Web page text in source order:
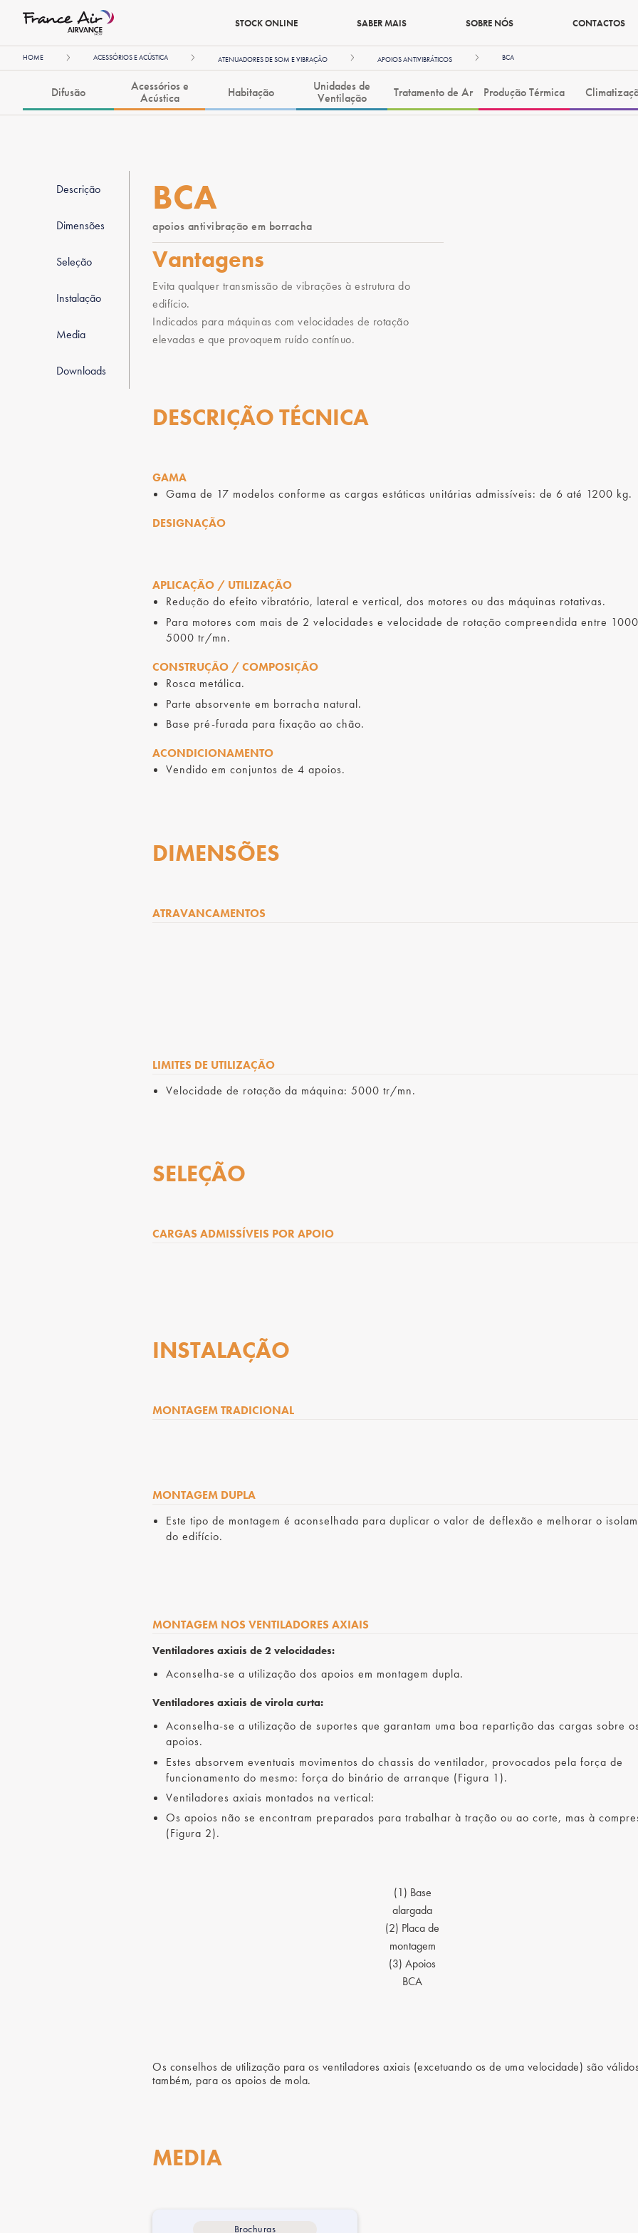
STOCK ONLINE SABER MAIS SOBRE NÓS CONTACTOS
HOME ACESSÓRIOS E ACÚSTICA ATENUADORES DE SOM E VIBRAÇÃO APOIOS ANTIVIBRÁTICOS BCA
Difusão
Acessórios e
Acústica
Habitação
Unidades de
Ventilação
Tratamento de Ar Produção Térmica
Descrição
Dimensões
Seleção
Instalação
Media
Downloads
BCA
apoios antivibração em borracha
Vantagens
Evita qualquer transmissão de vibrações à estrutura do
edifício.
Indicados para máquinas com velocidades de rotação
elevadas e que provoquem ruído contínuo.
DESCRIÇÃO TÉCNICA
GAMA
Gama de 17 modelos conforme as cargas estáticas unitárias admissíveis: de 6 até 1200 kg.
DESIGNAÇÃO
APLICAÇÃO / UTILIZAÇÃO
Redução do efeito vibratório, lateral e vertical, dos motores ou das máquinas rotativas.
Para motores com mais de 2 velocidades e velocidade de rotação compreendida entre
5000 tr/mn.
CONSTRUÇÃO / COMPOSIÇÃO
Rosca metálica.
Parte absorvente em borracha natural.
Base pré-furada para fixação ao chão.
ACONDICIONAMENTO
Vendido em conjuntos de 4 apoios.
DIMENSÕES
ATRAVANCAMENTOS
LIMITES DE UTILIZAÇÃO
Velocidade de rotação da máquina: 5000 tr/mn.
SELEÇÃO
CARGAS ADMISSÍVEIS POR APOIO
INSTALAÇÃO
MONTAGEM TRADICIONAL
MONTAGEM DUPLA
Este tipo de montagem é aconselhada para duplicar o valor de deflexão e melhorar o
do edifício.
MONTAGEM NOS VENTILADORES AXIAIS
Ventiladores axiais de 2 velocidades:
Aconselha-se a utilização dos apoios em montagem dupla.
Ventiladores axiais de virola curta:
Aconselha-se a utilização de suportes que garantam uma boa repartição das cargas sobre
apoios.
Estes absorvem eventuais movimentos do chassis do ventilador, provocados pela força de
funcionamento do mesmo: força do binário de arranque (Figura 1).
Ventiladores axiais montados na vertical:
Os apoios não se encontram preparados para trabalhar à tração ou ao corte, mas à
(Figura 2).
(1) Base
alargada
(2) Placa de
montagem
(3) Apoios
BCA
Os conselhos de utilização para os ventiladores axiais (excetuando os de uma velocidade) são
também, para os apoios de mola.
MEDIA
Brochuras